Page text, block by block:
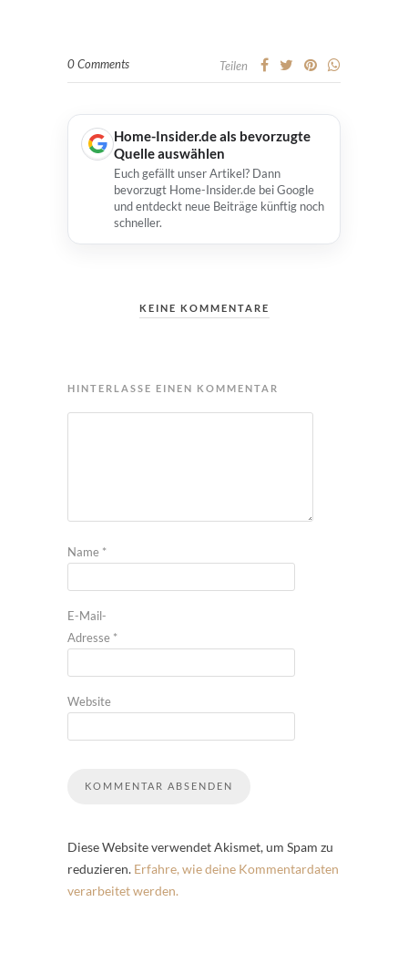
0 Comments Teilen
Home-Insider.de als bevorzugte
Quelle auswählen
Euch gefällt unser Artikel? Dann
bevorzugt Home-Insider.de bei Google
und entdeckt neue Beiträge künftig noch
schneller.
KEINE KOMMENTARE
HINTERLASSE EINEN KOMMENTAR
Name *
E-Mail-
Adresse *
Website
Diese Website verwendet Akismet, um Spam zu
reduzieren. Erfahre, wie deine Kommentardaten
verarbeitet werden.